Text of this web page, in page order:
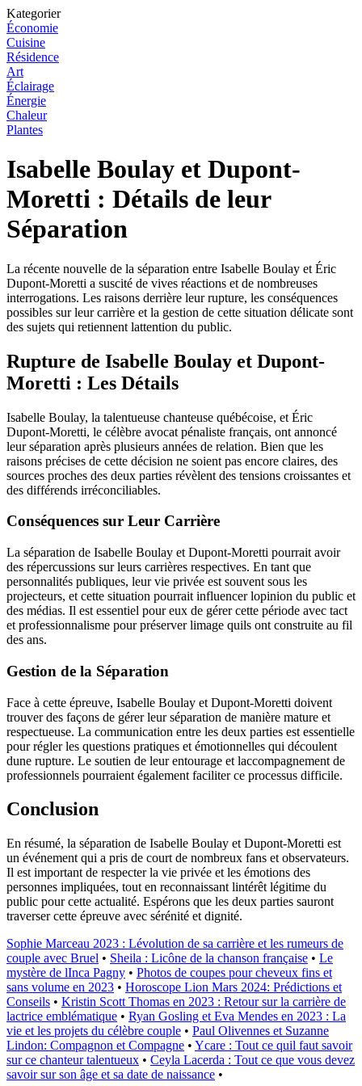
Kategorier
Économie
Cuisine
Résidence
Art
Éclairage
Énergie
Chaleur
Plantes
Isabelle Boulay et Dupont-
Moretti : Détails de leur
Séparation
La récente nouvelle de la séparation entre Isabelle Boulay et Éric
Dupont-Moretti a suscité de vives réactions et de nombreuses
interrogations. Les raisons derrière leur rupture, les conséquences
possibles sur leur carrière et la gestion de cette situation délicate sont
des sujets qui retiennent lattention du public.
Rupture de Isabelle Boulay et Dupont-
Moretti : Les Détails
Isabelle Boulay, la talentueuse chanteuse québécoise, et Éric
Dupont-Moretti, le célèbre avocat pénaliste français, ont annoncé
leur séparation après plusieurs années de relation. Bien que les
raisons précises de cette décision ne soient pas encore claires, des
sources proches des deux parties révèlent des tensions croissantes et
des différends irréconciliables.
Conséquences sur Leur Carrière
La séparation de Isabelle Boulay et Dupont-Moretti pourrait avoir
des répercussions sur leurs carrières respectives. En tant que
personnalités publiques, leur vie privée est souvent sous les
projecteurs, et cette situation pourrait influencer lopinion du public et
des médias. Il est essentiel pour eux de gérer cette période avec tact
et professionnalisme pour préserver limage quils ont construite au fil
des ans.
Gestion de la Séparation
Face à cette épreuve, Isabelle Boulay et Dupont-Moretti doivent
trouver des façons de gérer leur séparation de manière mature et
respectueuse. La communication entre les deux parties est essentielle
pour régler les questions pratiques et émotionnelles qui découlent
dune rupture. Le soutien de leur entourage et laccompagnement de
professionnels pourraient également faciliter ce processus difficile.
Conclusion
En résumé, la séparation de Isabelle Boulay et Dupont-Moretti est
un événement qui a pris de court de nombreux fans et observateurs.
Il est important de respecter la vie privée et les émotions des
personnes impliquées, tout en reconnaissant lintérêt légitime du
public pour cette actualité. Espérons que les deux parties sauront
traverser cette épreuve avec sérénité et dignité.
Sophie Marceau 2023 : Lévolution de sa carrière et les rumeurs de
couple avec Bruel • Sheila : Licône de la chanson française • Le
mystère de lInca Pagny • Photos de coupes pour cheveux fins et
sans volume en 2023 • Horoscope Lion Mars 2024: Prédictions et
Conseils • Kristin Scott Thomas en 2023 : Retour sur la carrière de
lactrice emblématique • Ryan Gosling et Eva Mendes en 2023 : La
vie et les projets du célèbre couple • Paul Olivennes et Suzanne
Lindon: Compagnon et Compagne • Ycare : Tout ce quil faut savoir
sur ce chanteur talentueux • Ceyla Lacerda : Tout ce que vous devez
savoir sur son âge et sa date de naissance •